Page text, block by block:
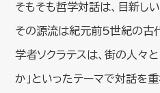
そもそも哲学対話は、目新し
その源流は紀元前5世紀の古
学者ソクラテスは、街の人々と
か」といったテーマで対話を重